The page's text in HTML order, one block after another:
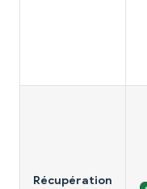
Récupération